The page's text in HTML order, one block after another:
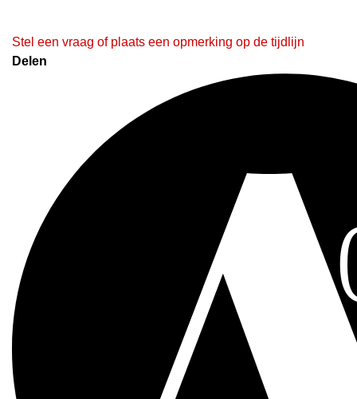
Stel een vraag of plaats een opmerking op de tijdlijn
Delen